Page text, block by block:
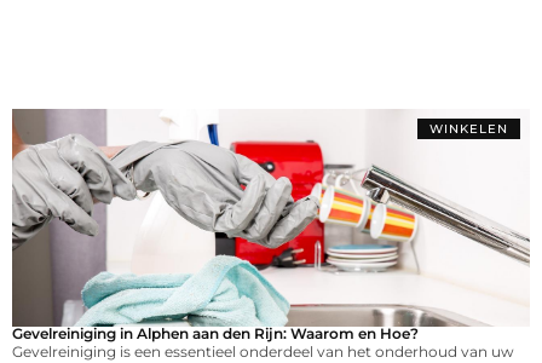
WINKELEN
Gevelreiniging in Alphen aan den Rijn: Waarom en Hoe?
Gevelreiniging is een essentieel onderdeel van het onderhoud van uw